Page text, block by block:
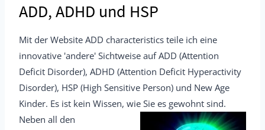
ADD, ADHD und HSP
Mit der Website ADD characteristics teile ich eine
innovative 'andere' Sichtweise auf ADD (Attention
Deficit Disorder), ADHD (Attention Deficit Hyperactivity
Disorder), HSP (High Sensitive Person) und New Age
Kinder. Es ist kein Wissen, wie Sie es gewohnt sind.
Neben all den